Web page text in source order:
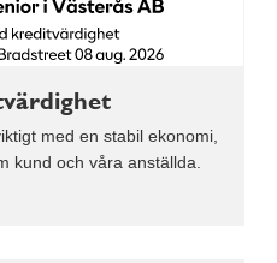
med en stabil ekonomi,
kund och våra anställda.